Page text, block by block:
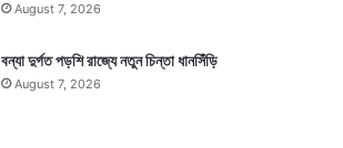
August 7, 2026
বন্যা দুর্গত পড়শি রাজ্যে নতুন চিন্তা ধানসিঁড়ি
August 7, 2026